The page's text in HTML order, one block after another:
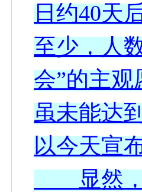
日约40天
至少，人
会”的主
虽未能达
以今天宣
显然，“